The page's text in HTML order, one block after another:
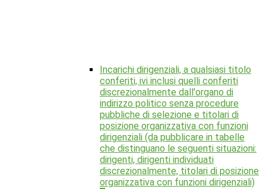
Incarichi dirigenziali, a qualsiasi titolo
conferiti, ivi inclusi quelli conferiti
discrezionalmente dall'organo di
indirizzo politico senza procedure
pubbliche di selezione e titolari di
posizione organizzativa con funzioni
dirigenziali (da pubblicare in tabelle
che distinguano le seguenti situazioni:
dirigenti, dirigenti individuati
discrezionalmente, titolari di posizione
organizzativa con funzioni dirigenziali)